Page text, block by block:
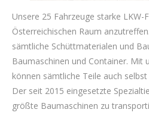
Unsere 25 Fahrzeuge starke
Österreichischen Raum
sämtliche Schüttmaterialen und
Baumaschinen und Container. Mit
können sämtliche Teile auch
Der seit 2015 eingesetzte
größte Baumaschinen zu